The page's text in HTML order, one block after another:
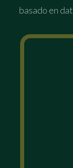
basado en